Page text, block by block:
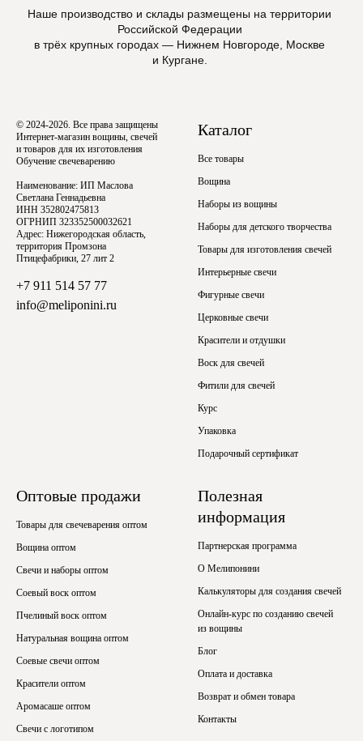
Наше производство и склады размещены на территории
Российской Федерации
в трёх крупных городах — Нижнем Новгороде, Москве
и Кургане.
© 2024-2026. Все права защищены
Интернет-магазин вощины, свечей
и товаров для их изготовления
Обучение свечеварению
Наименование: ИП Маслова
Светлана Геннадьевна
ИНН 352802475813
ОГРНИП 323352500032621
Адрес: Нижегородская область,
территория Промзона
Птицефабрики, 27 лит 2
+7 911 514 57 77
info@meliponini.ru
Каталог
Все товары
Вощина
Наборы из вощины
Наборы для детского творчества
Товары для изготовления свечей
Интерьерные свечи
Фигурные свечи
Церковные свечи
Красители и отдушки
Воск для свечей
Фитили для свечей
Курс
Упаковка
Подарочный сертификат
Оптовые продажи
Товары для свечеварения оптом
Вощина оптом
Свечи и наборы оптом
Соевый воск оптом
Пчелиный воск оптом
Натуральная вощина оптом
Соевые свечи оптом
Красители оптом
Аромасаше оптом
Свечи с логотипом
Полезная
информация
Партнерская программа
О Мелипонини
Калькуляторы для создания свечей
Онлайн-курс по созданию свечей
из вощины
Блог
Оплата и доставка
Возврат и обмен товара
Контакты